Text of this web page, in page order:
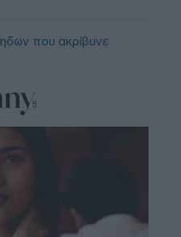
που ακρίβυνε